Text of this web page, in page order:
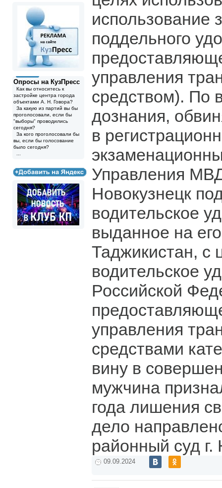
Опросы на КузПресс
Как вы относитесь к
застройке центра города
объектами А. Н. Говора?
За какую из партий вы бы
проголосовали, если бы
"выборы" проводились
сегодня?
За кого проголосовали бы
вы, если бы голосование
было сегодня?
использование
поддельного
управления
средством). По
дознания,
в
Управления
Новокузнецк
водительское
выданное на
Таджикистан, с
водительское
Российской
управления
средствами
вину в
мужчина
года лишения
дело
районный суд г.
09.09.2024